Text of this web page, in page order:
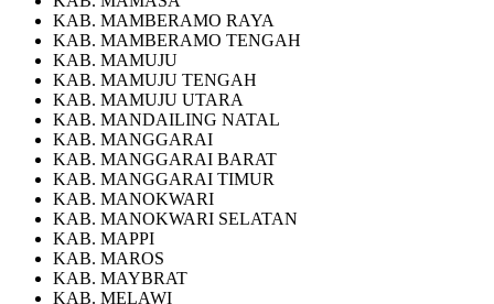
KAB. MAMBERAMO RAYA
KAB. MAMBERAMO TENGAH
KAB. MAMUJU
KAB. MAMUJU TENGAH
KAB. MAMUJU UTARA
KAB. MANDAILING NATAL
KAB. MANGGARAI
KAB. MANGGARAI BARAT
KAB. MANGGARAI TIMUR
KAB. MANOKWARI
KAB. MANOKWARI SELATAN
KAB. MAPPI
KAB. MAROS
KAB. MAYBRAT
KAB. MELAWI